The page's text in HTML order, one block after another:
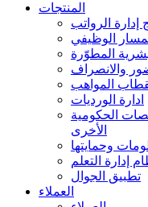
المنتجات
إدارة الرواتب
الوظيفي
المطوّرة
والانصراف
المواهب
ادارة الورديات
الحكومية
الأخرى
وحمايتها
إدارة التعلم
تطبيق الجوال
العملاء